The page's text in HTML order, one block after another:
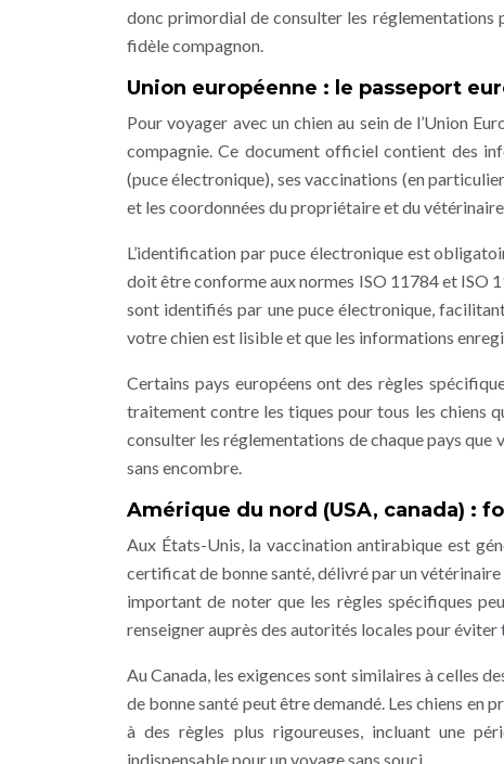
donc primordial de consulter les réglementations
fidèle compagnon.
Union européenne : le passeport
Pour voyager avec un chien au sein de l’Union
compagnie. Ce document officiel contient des
(puce électronique), ses vaccinations (en
et les coordonnées du propriétaire et du
L’identification par puce électronique est
doit être conforme aux normes ISO 11784 et ISO
sont identifiés par une puce électronique,
votre chien est lisible et que les informations
Certains pays européens ont des règles
traitement contre les tiques pour tous les chiens
consulter les réglementations de chaque pays que
sans encombre.
Amérique du nord (USA, canada) :
Aux États-Unis, la vaccination antirabique est
certificat de bonne santé, délivré par un
important de noter que les règles spécifiques
renseigner auprès des autorités locales pour éviter
Au Canada, les exigences sont similaires à celles
de bonne santé peut être demandé. Les chiens en
à des règles plus rigoureuses, incluant une
indispensable pour un voyage sans souci.